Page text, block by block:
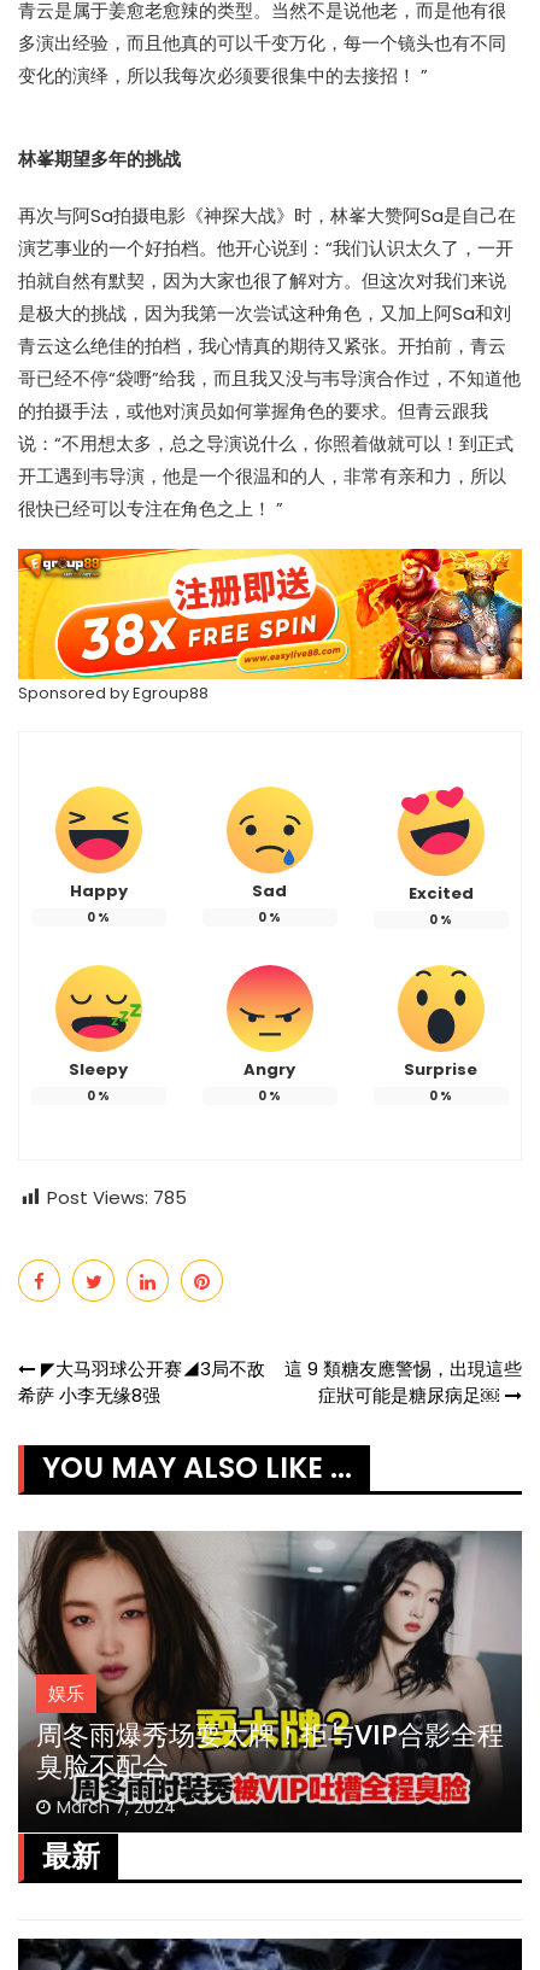
青云是属于姜愈老愈辣的类型。当然不是说他老，而是他有很
多演出经验，而且他真的可以千变万化，每一个镜头也有不同
变化的演绎，所以我每次必须要很集中的去接招！ ”
林峯期望多年的挑战
再次与阿Sa拍摄电影《神探大战》时，林峯大赞阿Sa是自己在
演艺事业的一个好拍档。他开心说到：“我们认识太久了，一开
拍就自然有默契，因为大家也很了解对方。但这次对我们来说
是极大的挑战，因为我第一次尝试这种角色，又加上阿Sa和刘
青云这么绝佳的拍档，我心情真的期待又紧张。开拍前，青云
哥已经不停“袋嘢”给我，而且我又没与韦导演合作过，不知道他
的拍摄手法，或他对演员如何掌握角色的要求。但青云跟我
说：“不用想太多，总之导演说什么，你照着做就可以！到正式
开工遇到韦导演，他是一个很温和的人，非常有亲和力，所以
很快已经可以专注在角色之上！ ”
Sponsored byEgroup88
Happy
0 %
Sad
0 %
Excited
0 %
Sleepy
0 %
Angry
0 %
Surprise
0 %
Post Views: 785
Post
◤大马羽球公开赛◢3局不敌
希萨 小李无缘8强
這 9 類糖友應警惕，出現這些
症狀可能是糖尿病足￼
YOU MAY ALSO LIKE ...
娱乐
周冬雨爆秀场耍大牌！拒与VIP合影全程
臭脸不配合
March 7, 2024
最新